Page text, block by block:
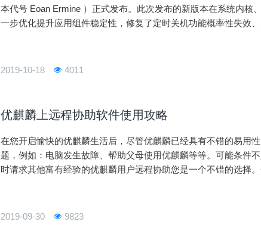
本代号 Eoan Ermine ）正式发布。此次发布的新版本在系统内核
一步优化提升应用组件稳定性，修复了定时关机功能概率性失效
版。
2019-10-18 4011
优麒麟上远程协助软件使用攻略
在您开启愉快的优麒麟生活后，尽管优麒麟已经具有不错的易用
题，例如：电脑发生故障、帮助父母使用优麒麟等等。可能条件
时请求其他富有经验的优麒麟用户远程协助您是一个不错的选择
2019-09-30
9823